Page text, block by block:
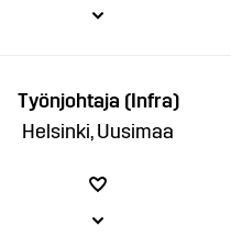
Työnjohtaja (Infra)
Helsinki, Uusimaa